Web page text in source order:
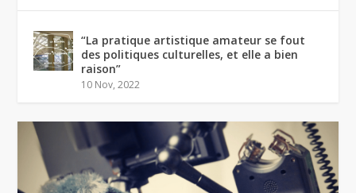
“La pratique artistique amateur se fout
des politiques culturelles, et elle a bien
raison”
10 Nov, 2022